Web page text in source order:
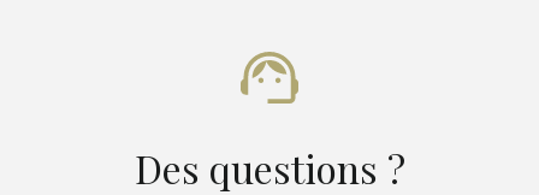
Des questions ?